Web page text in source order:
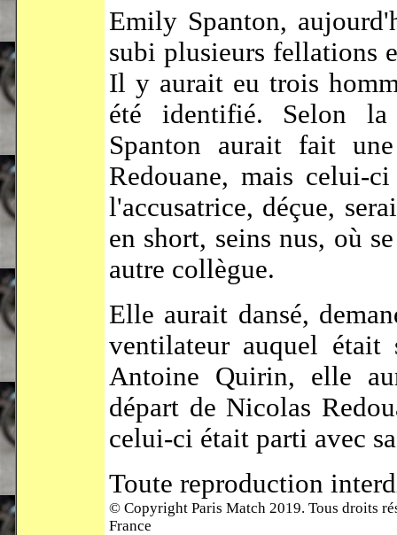
Emily Spanton,
subi plusieurs fellations
Il y aurait eu trois
été identifié. Selon
Spanton aurait fait
Redouane, mais celui-
l'accusatrice, déçue,
en short, seins nus, où
autre collègue.
Elle aurait dansé,
ventilateur auquel était
Antoine Quirin, elle
départ de Nicolas
celui-ci était parti avec
Toute reproduction
© Copyright Paris Match 2019. Tous droits
France